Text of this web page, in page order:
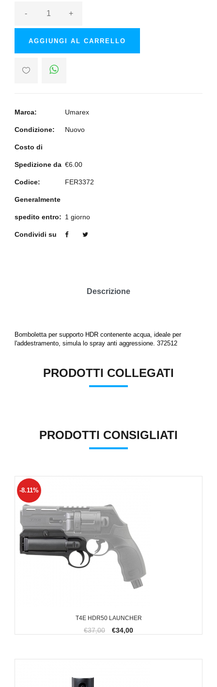
- +
AGGIUNGI AL CARRELLO
Marca: Umarex
Condizione: Nuovo
Costo di
Spedizione da €6.00
Codice: FER3372
Generalmente
spedito entro: 1 giorno
Condividi su
Descrizione
Bomboletta per supporto HDR contenente acqua, ideale per
l'addestramento, simula lo spray anti aggressione. 372512
PRODOTTI COLLEGATI
PRODOTTI CONSIGLIATI
T4E HDR50 LAUNCHER
-8.11%
€37,00 €34,00